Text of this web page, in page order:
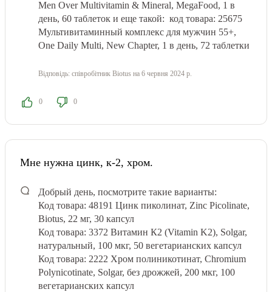
Men Over Multivitamin & Mineral, MegaFood, 1 в
день, 60 таблеток и еще такой: код товара: 25675
Мультивитаминный комплекс для мужчин 55+,
One Daily Multi, New Chapter, 1 в день, 72 таблетки
Відповідь: співробітник Biotus на 6 червня 2024 р.
0 0
Мне нужна цинк, к-2, хром.
Добрый день, посмотрите такие варианты:
Код товара: 48191 Цинк пиколинат, Zinc Picolinate,
Biotus, 22 мг, 30 капсул
Код товара: 3372 Витамин К2 (Vitamin K2), Solgar,
натуральный, 100 мкг, 50 вегетарианских капсул
Код товара: 2222 Хром полиникотинат, Chromium
Polynicotinate, Solgar, без дрожжей, 200 мкг, 100
вегетарианских капсул